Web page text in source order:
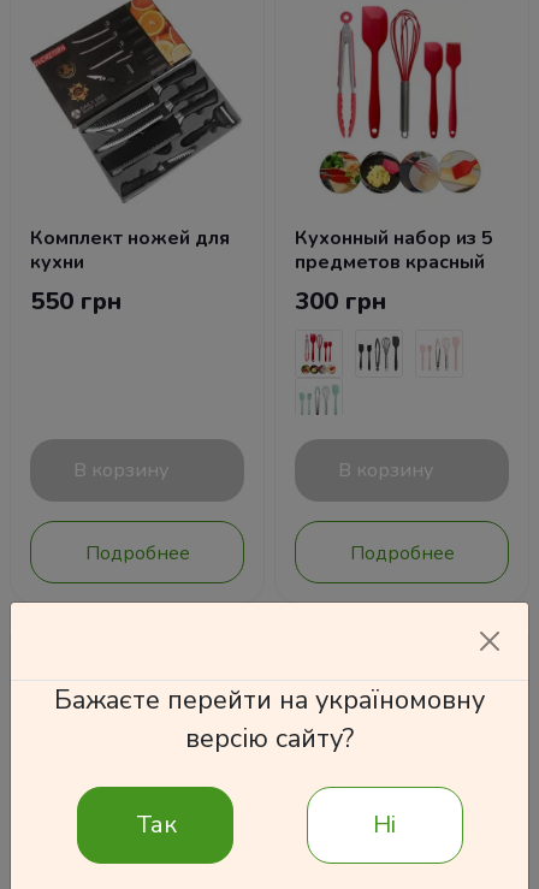
Комплект ножей для
кухни
550 грн
В корзину
Подробнее
Кухонный набор из 5
предметов красный
300 грн
В корзину
Подробнее
Бажаєте перейти на україномовну
версію сайту?
Так Ні